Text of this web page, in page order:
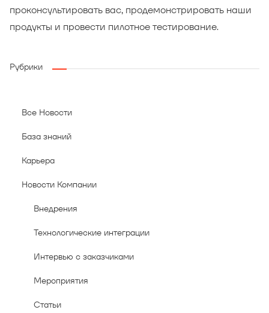
проконсультировать вас, продемонстрировать наши
продукты и провести пилотное тестирование.
Рубрики
Все Новости
База знаний
Карьера
Новости Компании
Внедрения
Технологические интеграции
Интервью с заказчиками
Мероприятия
Статьи